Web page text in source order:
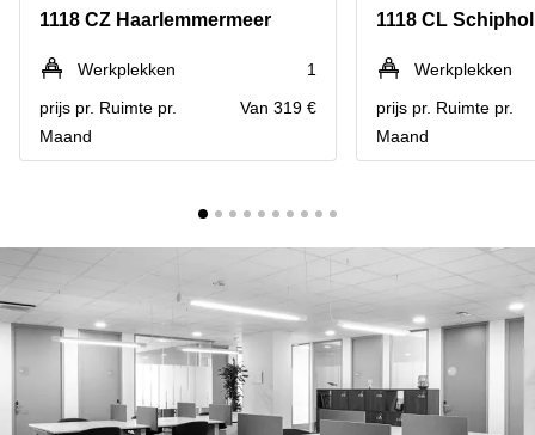
Hengelo
Hilversum
Hoofddorp
Deventer
Zwolle
Amsterdam
Reeuwijk
Business
Arnhem
Hilversum
Business
1118 CZ Haarlemmermeer
Werkplekken
1
prijs pr. Ruimte pr.
Maand
Van 319 €
1118 CL
Werkplekken
prijs pr. Ruimte pr.
Maand